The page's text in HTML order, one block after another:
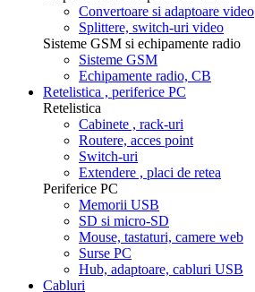
Convertoare si adaptoare video
Splittere, switch-uri video
Sisteme GSM si echipamente radio
Sisteme GSM
Echipamente radio, CB
Retelistica , periferice PC
Retelistica
Cabinete , rack-uri
Routere, acces point
Switch-uri
Extendere , placi de retea
Periferice PC
Memorii USB
SD si micro-SD
Mouse, tastaturi, camere web
Surse PC
Hub, adaptoare, cabluri USB
Cabluri